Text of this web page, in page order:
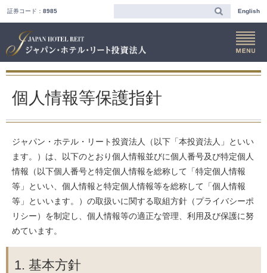
証券コード： 8985 English
個人情報等保護指針
ジャパン・ホテル・リート投資法人（以下「本投資法人」といい
ます。）は、以下のとおり個人情報並びに個人番号及び特定個人
情報（以下個人番号と特定個人情報を総称して「特定個人情報
等」といい、個人情報と特定個人情報等を総称して「個人情報
等」といいます。）の取扱いに関する取組方針（プライバシーポ
リシー）を制定し、個人情報等の適正な管理、利用及び保護に努
めています。
1. 基本方針